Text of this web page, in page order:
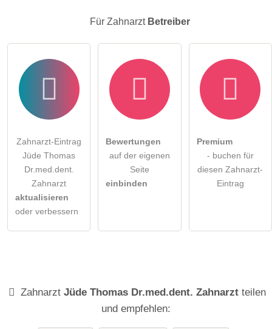
Für Zahnarzt Betreiber
Zahnarzt-Eintrag
Jüde Thomas
Dr.med.dent.
Zahnarzt
aktualisieren
oder verbessern
Bewertungen
auf der eigenen
Seite
einbinden
Premium
- buchen für
diesen Zahnarzt-
Eintrag
Zahnarzt Jüde Thomas Dr.med.dent. Zahnarztteilen
und empfehlen: